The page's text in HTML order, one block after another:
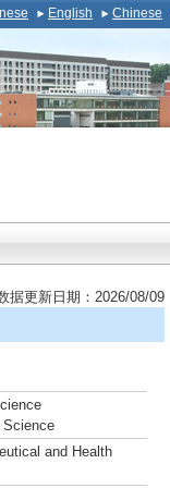
English Chinese
据更新日期：2026/08/09
and Health